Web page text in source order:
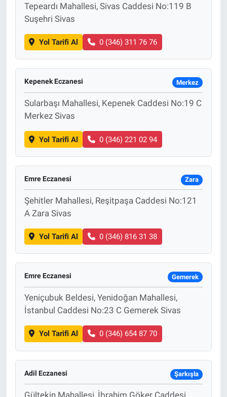
Tepeardı Mahallesi, Sivas Caddesi No:119 B
Suşehri Sivas
Yol Tarifi Al 0 (346) 311 76 76
Kepenek Eczanesi Merkez
Sularbaşı Mahallesi, Kepenek Caddesi No:19 C
Merkez Sivas
Yol Tarifi Al 0 (346) 221 02 94
Emre Eczanesi Zara
Şehitler Mahallesi, Reşitpaşa Caddesi No:121
A Zara Sivas
Yol Tarifi Al 0 (346) 816 31 38
Emre Eczanesi Gemerek
Yeniçubuk Beldesi, Yenidoğan Mahallesi,
İstanbul Caddesi No:23 C Gemerek Sivas
Yol Tarifi Al 0 (346) 654 87 70
Adil Eczanesi Şarkışla
Gültekin Mahallesi, İbrahim Göker Caddesi